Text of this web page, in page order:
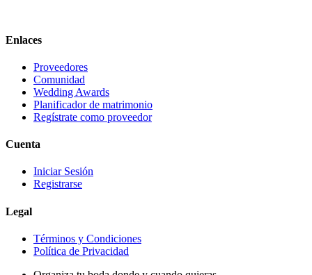
Enlaces
Proveedores
Comunidad
Wedding Awards
Planificador de matrimonio
Regístrate como proveedor
Cuenta
Iniciar Sesión
Registrarse
Legal
Términos y Condiciones
Política de Privacidad